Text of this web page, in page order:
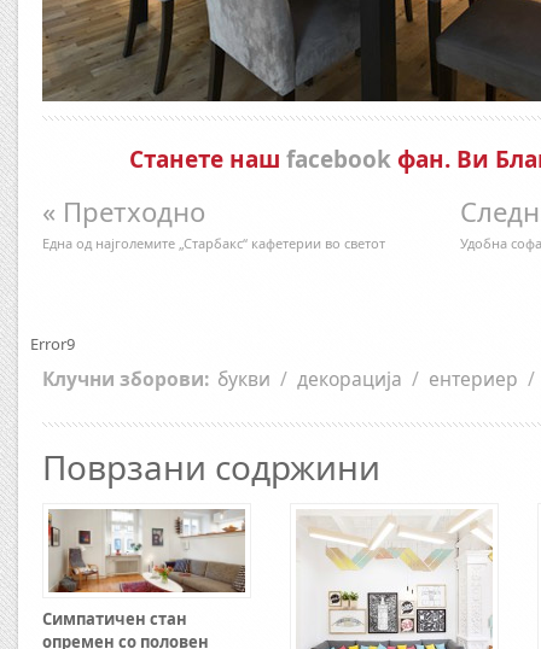
Станете наш facebookфан. Ви
« Претходно
Една од најголемите „Старбакс“ кафетерии во светот Удобна
Error9
Error9
Клучни зборови: букви / декорација / ентериер /
Поврзани содржини
Симпатичен стан
опремен со половен